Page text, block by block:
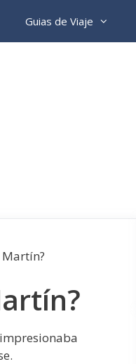
Guias de Viaje
Martín?